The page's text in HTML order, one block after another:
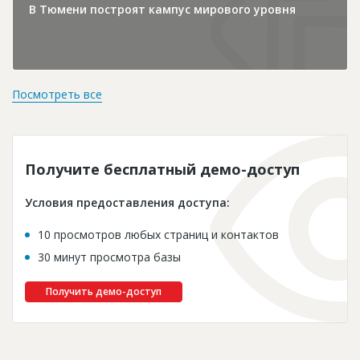
В Тюмени построят кампус мирового уровня
Посмотреть все
Получите бесплатный демо-доступ
Условия предоставления доступа:
10 просмотров любых страниц и контактов
30 минут просмотра базы
Получить демо-доступ